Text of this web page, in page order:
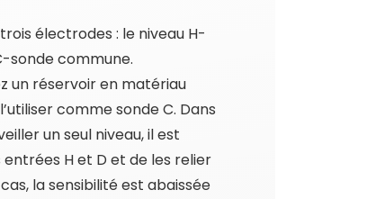
électrodes : le niveau H-
sonde commune.
un réservoir en matériau
comme sonde C. Dans
un seul niveau, il est
H et D et de les relier
la sensibilité est abaissée